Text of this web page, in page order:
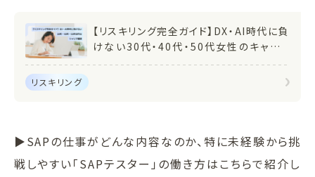
【リスキリング完全ガイド】DX・AI時代に負
けない30代・40代・50代女性のキャリア
戦略
リスキリング
▶SAPの仕事がどんな内容なのか、特に未経験から挑
戦しやすい「SAPテスター」の働き方はこちらで紹介し